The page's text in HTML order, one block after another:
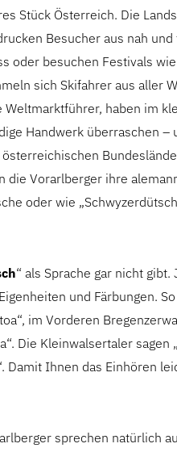
Stück Österreich. Die
Besucher aus nah
oder besuchen Festivals
sich Skifahrer aus aller
haben im
Handwerk überraschen –
die Vorarlberger ihre
oder wie
“ als Sprache gar nicht gibt.
und Färbungen.
im Vorderen
Die Kleinwalsertaler sagen
Damit Ihnen das Einhören
sprechen natürlich